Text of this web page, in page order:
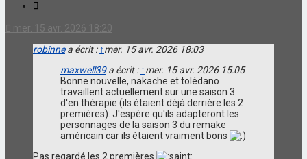
mer. 15 avr. 2026 18:20
robinnea écrit : ↑mer. 15 avr. 2026 18:03
maxwell39a écrit : ↑mer. 15 avr. 2026 15:05
Bonne nouvelle, nakache et tolédano
travaillent actuellement sur une saison 3
d'en thérapie (ils étaient déjà derrière les 2
premières). J'espère qu'ils adapteront les
personnages de la saison 3 du remake
américain car ils étaient vraiment bons
Pas regardé les 2 premières